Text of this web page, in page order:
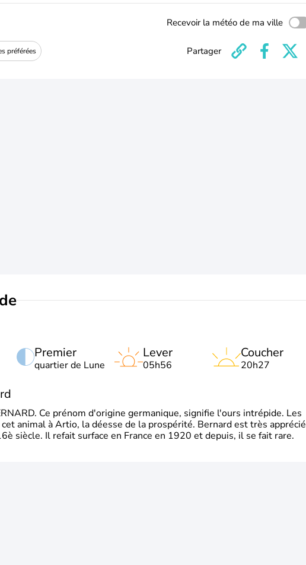
Recevoir la météo de ma ville
préférées Partager
Premier
quartier de Lune
Lever
05h56
Coucher
20h27
Ce prénom d'origine germanique, signifie l'ours intrépide. Les
animal à Artio, la déesse de la prospérité. Bernard est très apprécié
siècle. Il refait surface en France en 1920 et depuis, il se fait rare.